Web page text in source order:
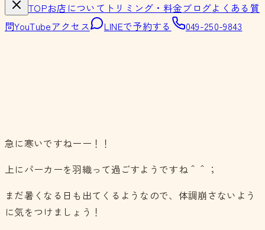
TOPお店について トリミング・料金ブログよくある質
問YouTubeアクセス LINEで予約する 049-250-9843
急に寒いですねーー！！
上にパーカーを羽織って過ごすようですね＾＾；
まだ暑くなる日も出てくるようなので、体調崩さないよう
に気をつけましょう！